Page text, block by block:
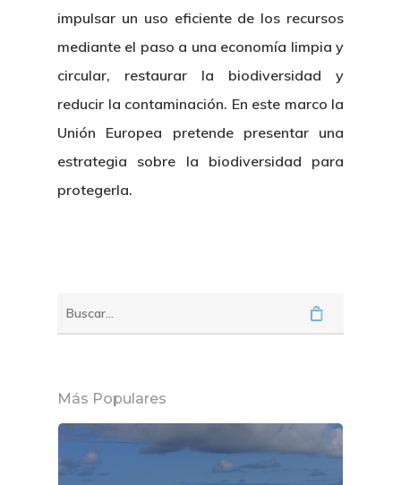
impulsar un uso eficiente de los recursos
mediante el paso a una economía limpia y
circular, restaurar la biodiversidad y
reducir la contaminación. En este marco la
Unión Europea pretende presentar una
estrategia sobre la biodiversidad para
protegerla.
Más Populares